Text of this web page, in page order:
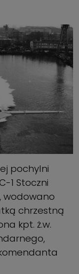
pochylni
1 Stoczni
wodowano
chrzestną
kpt. ż.w.